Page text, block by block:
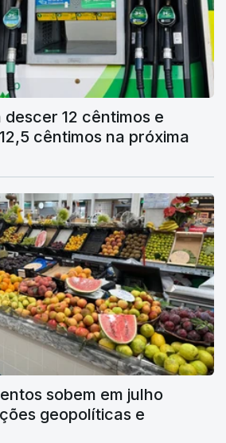
12 cêntimos e
cêntimos na próxima
sobem em julho
geopolíticas e